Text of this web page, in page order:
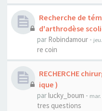
Recherche de
d'arthrodèse
par Robindamour -
re coin
RECHERCHE
ique )
parlucky_boum -
tres questions